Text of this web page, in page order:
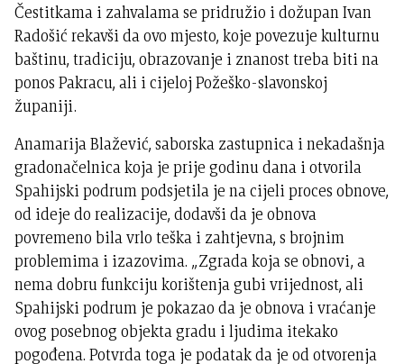
Čestitkama i zahvalama se pridružio i dožupan Ivan
Radošić rekavši da ovo mjesto, koje povezuje kulturnu
baštinu, tradiciju, obrazovanje i znanost treba biti na
ponos Pakracu, ali i cijeloj Požeško-slavonskoj
županiji.
Anamarija Blažević, saborska zastupnica i nekadašnja
gradonačelnica koja je prije godinu dana i otvorila
Spahijski podrum podsjetila je na cijeli proces obnove,
od ideje do realizacije, dodavši da je obnova
povremeno bila vrlo teška i zahtjevna, s brojnim
problemima i izazovima. „Zgrada koja se obnovi, a
nema dobru funkciju korištenja gubi vrijednost, ali
Spahijski podrum je pokazao da je obnova i vraćanje
ovog posebnog objekta gradu i ljudima itekako
pogođena. Potvrda toga je podatak da je od otvorenja